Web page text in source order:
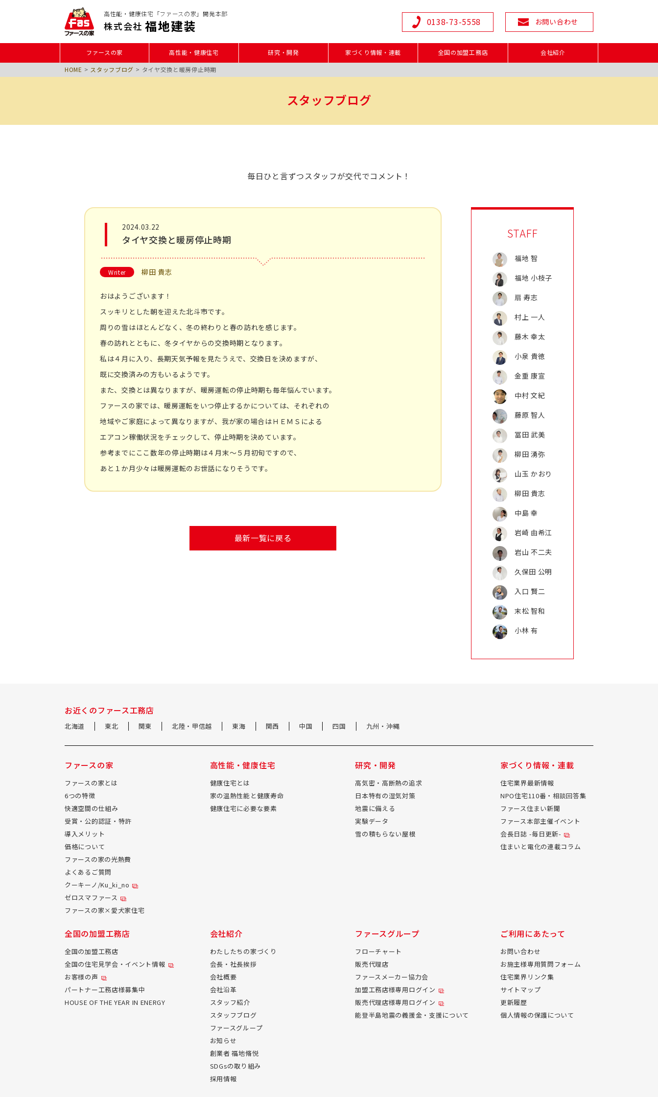
高性能・健康住宅「ファースの家」開発本部
株式会社 福地建装 0138-73-5558 お問い合わせ
ファースの家 高性能・健康住宅 研究・開発 家づくり情報・連載 全国の加盟工務店 会社紹介
HOME > スタッフブログ > タイヤ交換と暖房停止時期
スタッフブログ
毎日ひと言ずつスタッフが交代でコメント！
2024.03.22
タイヤ交換と暖房停止時期
Writer 柳田 貴志
おはようございます！
スッキリとした朝を迎えた北斗市です。
周りの雪はほとんどなく、冬の終わりと春の訪れを感じます。
春の訪れとともに、冬タイヤからの交換時期となります。
私は４月に入り、長期天気予報を見たうえで、交換日を決めますが、
既に交換済みの方もいるようです。
また、交換とは異なりますが、暖房運転の停止時期も毎年悩んでいます。
ファースの家では、暖房運転をいつ停止するかについては、それぞれの
地域やご家庭によって異なりますが、我が家の場合はＨＥＭＳによる
エアコン稼働状況をチェックして、停止時期を決めています。
参考までにここ数年の停止時期は４月末～５月初旬ですので、
あと１か月少々は暖房運転のお世話になりそうです。
最新一覧に戻る
STAFF
福地 智
福地 小枝子
扇 寿志
村上 一人
藤木 幸太
小泉 貴徳
金重 康宣
中村 文紀
藤原 智人
冨田 武美
柳田 湧弥
山玉 かおり
柳田 貴志
中島 幸
岩崎 由希江
岩山 不二夫
久保田 公明
入口 賢二
末松 智和
小林 有
お近くのファース工務店
北海道 東北 関東 北陸・甲信越 東海 関西 中国 四国 九州・沖縄
ファースの家
ファースの家とは
6つの特徴
快適空間の仕組み
受賞・公的認証・特許
導入メリット
価格について
ファースの家の光熱費
よくあるご質問
クーキーノ/Ku_ki_no
ゼロスマファース
ファースの家×愛犬家住宅
高性能・健康住宅
健康住宅とは
家の温熱性能と健康寿命
健康住宅に必要な要素
研究・開発
高気密・高断熱の追求
日本特有の湿気対策
地震に備える
実験データ
雪の積もらない屋根
家づくり情報・連載
住宅業界最新情報
NPO住宅110番・相談回答集
ファース住まい新聞
ファース本部主催イベント
会長日誌 -毎日更新-
住まいと電化の連載コラム
全国の加盟工務店
全国の加盟工務店
全国の住宅見学会・イベント情報
お客様の声
パートナー工務店様募集中
HOUSE OF THE YEAR IN ENERGY
会社紹介
わたしたちの家づくり
会長・社長挨拶
会社概要
会社沿革
スタッフ紹介
スタッフブログ
ファースグループ
お知らせ
創業者 福地脩悦
SDGsの取り組み
採用情報
ファースグループ
フローチャート
販売代理店
ファースメーカー協力会
加盟工務店様専用ログイン
販売代理店様専用ログイン
能登半島地震の義援金・支援について
ご利用にあたって
お問い合わせ
お施主様専用質問フォーム
住宅業界リンク集
サイトマップ
更新履歴
個人情報の保護について